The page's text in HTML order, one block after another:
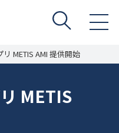
METIS AMI 提供開始
METIS